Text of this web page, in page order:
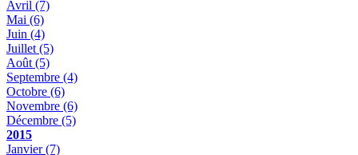
Avril (7)
Mai (6)
Juin (4)
Juillet (5)
Août (5)
Septembre (4)
Octobre (6)
Novembre (6)
Décembre (5)
2015
Janvier(7)